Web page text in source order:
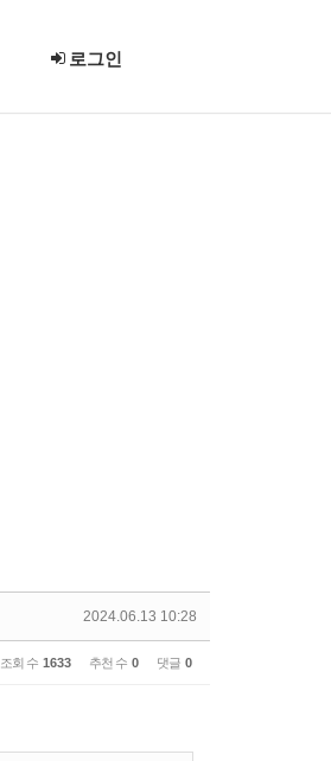
로그인
2024.06.13 10:28
조회 수 1633 추천 수 0 댓글 0